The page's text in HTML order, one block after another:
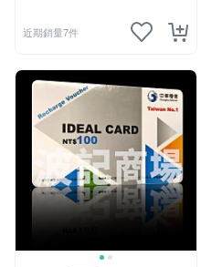
近期銷量7件